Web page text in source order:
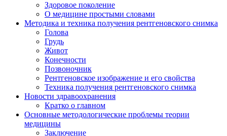
Здоровое поколение
О медицине простыми словами
Методика и техника получения рентгеновского снимка
Голова
Грудь
Живот
Конечности
Позвоночник
Рентгеновское изображение и его свойства
Техника получения рентгеновского снимка
Новости здравоохранения
Кратко о главном
Основные методологические проблемы теории
медицины
Заключение